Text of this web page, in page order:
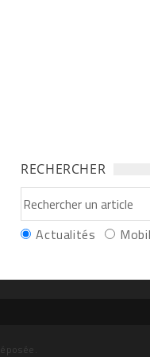
RECHERCHER
Actualités